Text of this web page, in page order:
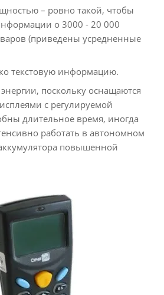
– ровно такой, чтобы
о 3000 - 20 000
(приведены усредненные
текстовую информацию.
поскольку оснащаются
с регулируемой
длительное время, иногда
работать в автономном
повышенной